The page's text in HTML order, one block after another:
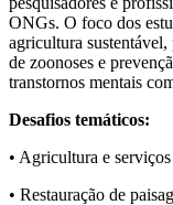
ONGs. O foco dos
agricultura
de zoonoses e
transtornos mentais
Desafios temáticos:
• Agricultura e
• Restauração de